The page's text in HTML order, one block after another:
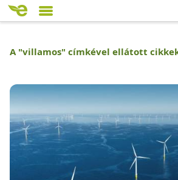
A "villamos" címkével ellátott